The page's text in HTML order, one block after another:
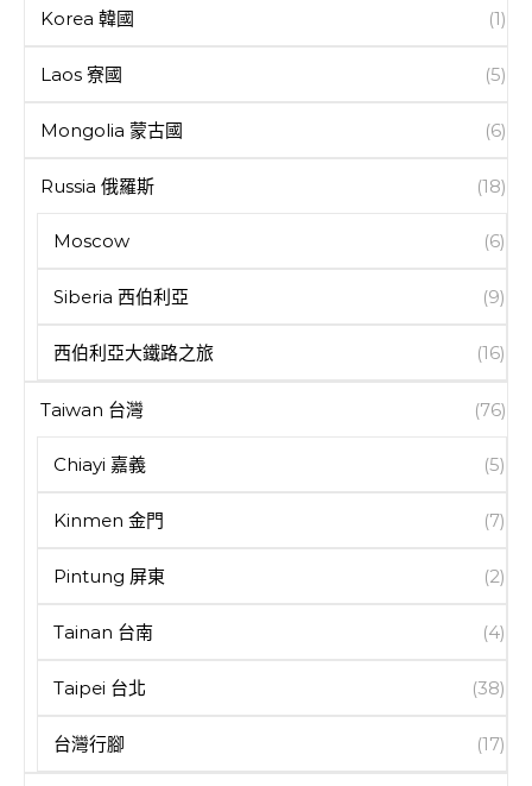
Korea 韓國 (1)
Laos 寮國 (5)
Mongolia 蒙古國 (6)
Russia 俄羅斯 (18)
Moscow (6)
Siberia 西伯利亞 (9)
西伯利亞大鐵路之旅 (16)
Taiwan 台灣 (76)
Chiayi 嘉義 (5)
Kinmen 金門 (7)
Pintung 屏東 (2)
Tainan 台南 (4)
Taipei 台北 (38)
台灣行腳 (17)